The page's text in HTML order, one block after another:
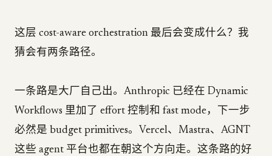
这层 cost-aware orchestration 最后会变成什么？我
猜会有两条路径。
一条路是大厂自己出。Anthropic 已经在 Dynamic
Workflows 里加了 effort 控制和 fast mode，下一步
必然是 budget primitives。Vercel、Mastra、AGNT
这些 agent 平台也都在朝这个方向走。这条路的好